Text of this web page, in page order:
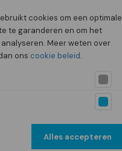
cookies om een optimale
te garanderen en om het
Meer weten over
ons cookie beleid.
Alles accepteren